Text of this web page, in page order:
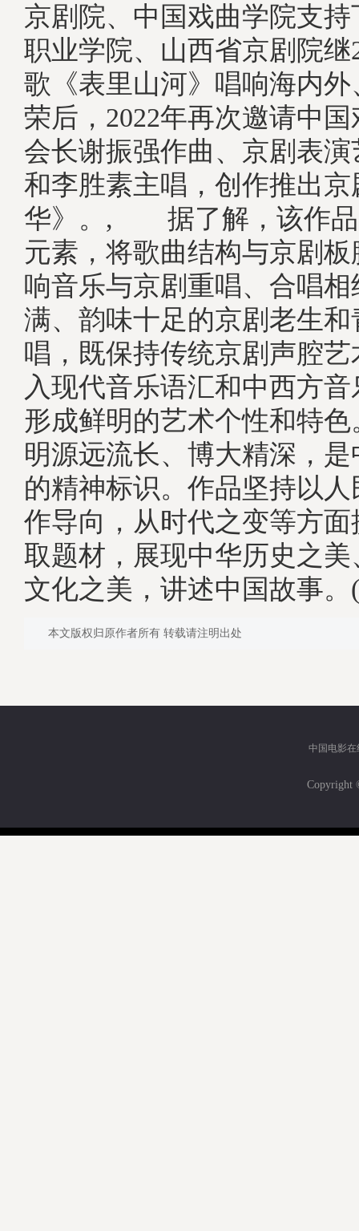
京剧院、中国戏曲学院支
职业学院、山西省京剧院继
歌《表里山河》唱响海内
荣后，2022年再次邀请中
会长谢振强作曲、京剧表
和李胜素主唱，创作推出
华》。, 据了解，该作品
元素，将歌曲结构与京剧
响音乐与京剧重唱、合唱
满、韵味十足的京剧老生
唱，既保持传统京剧声腔
入现代音乐语汇和中西方
形成鲜明的艺术个性和
明源远流长、博大精深，
的精神标识。作品坚持以
作导向，从时代之变等方
取题材，展现中华历史之
文化之美，讲述中国故事。
本文版权归原作者所有 转载请注明出处
中国电影在
Copyright